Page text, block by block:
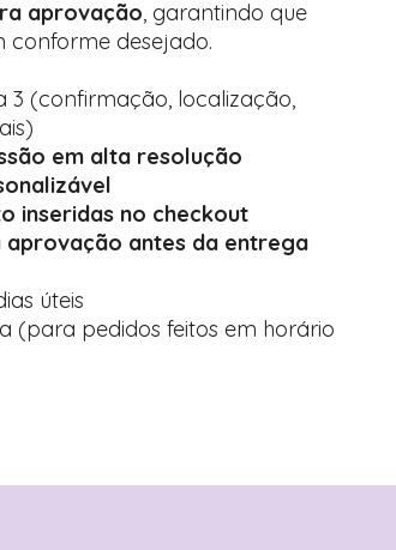
aprovação, garantindo que
conforme desejado.
3 (confirmação, localização,
em alta resolução
inseridas no checkout
antes da entrega
úteis
(para pedidos feitos em horário